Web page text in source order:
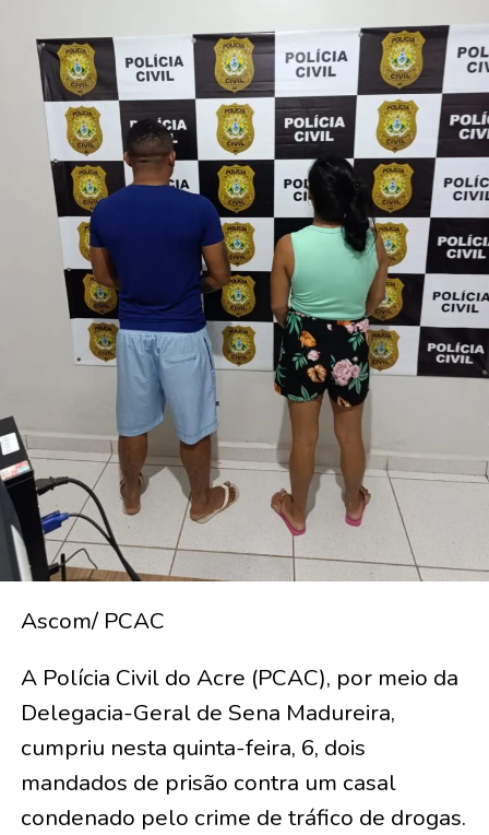
Ascom/ PCAC
A Polícia Civil do Acre (PCAC), por meio da
Delegacia-Geral de Sena Madureira,
cumpriu nesta quinta-feira, 6, dois
mandados de prisão contra um casal
condenado pelo crime de tráfico de drogas.